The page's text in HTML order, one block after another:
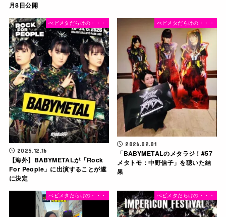
月8日公開
べビメタだらけの・・・
2025.12.16
【海外】BABYMETALが「Rock
For People」に出演することが遂
に決定
べビメタだらけの・・・
2026.02.01
「BABYMETALのメタラジ！#57
メタトモ：中野信子」を聴いた結
果
べビメタだらけの・・・ べビメタだらけの・・・